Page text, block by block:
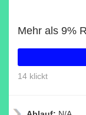
14 klickt